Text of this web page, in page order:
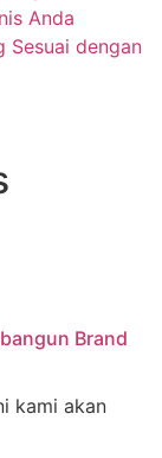
Anda
Sesuai dengan
Brand
kami akan